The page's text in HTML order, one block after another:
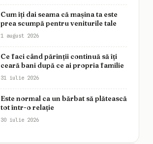
Cum îți dai seama că mașina ta este
prea scumpă pentru veniturile tale
1 august 2026
Ce faci când părinții continuă să îți
ceară bani după ce ai propria familie
31 iulie 2026
Este normal ca un bărbat să plătească
tot într-o relație
30 iulie 2026